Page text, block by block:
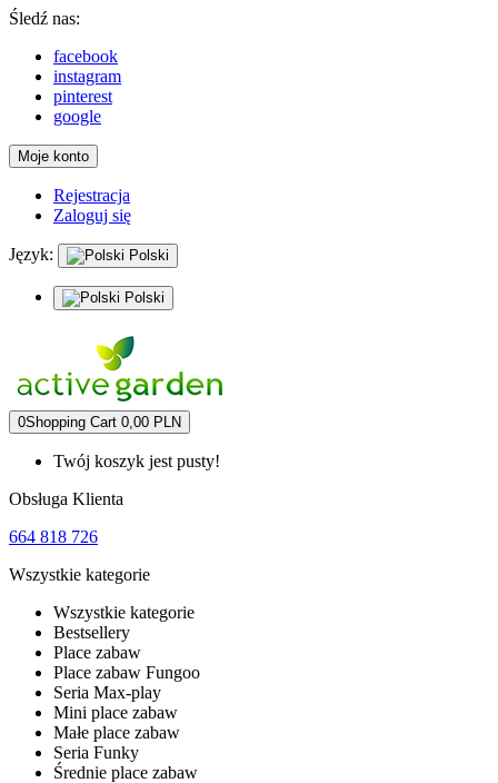
Śledź nas:
facebook
instagram
pinterest
google
Moje konto
Rejestracja
Zaloguj się
Język: Polski
Polski
0Shopping Cart 0,00 PLN
Twój koszyk jest pusty!
Obsługa Klienta
664 818 726
Wszystkie kategorie
Wszystkie kategorie
Bestsellery
Place zabaw
Place zabaw Fungoo
Seria Max-play
Mini place zabaw
Małe place zabaw
Seria Funky
Średnie place zabaw